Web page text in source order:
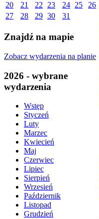
20
21 22 23 24 25
26
27
28 29 30 31
Znajdź na mapie
Zobacz wydarzenia na planie
2026 - wybrane
wydarzenia
Wstęp
Styczeń
Luty
Marzec
Kwiecień
Maj
Czerwiec
Lipiec
Sierpień
Wrzesień
Październik
Listopad
Grudzień